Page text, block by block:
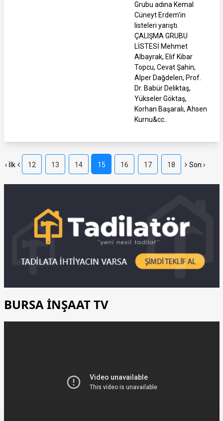
Grubu adına Kemal
Cüneyt Erdem'in
listeleri yarıştı.
ÇALIŞMA GRUBU
LİSTESİ Mehmet
Albayrak, Elif Kibar
Topcu, Cevat Şahin,
Alper Dağdelen, Prof.
Dr. Babür Deliktaş,
Yükseler Göktaş,
Korhan Başaralı, Ahsen
Kurnu&cc..
‹ İlk 12 13 14 15 16 17 18 Son ›
BURSA İNŞAAT TV